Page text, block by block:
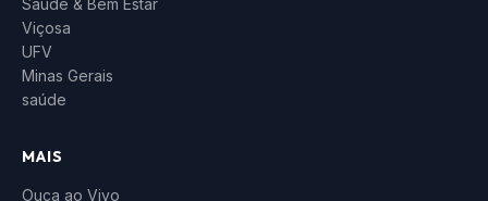
Saúde & Bem Estar
Viçosa
UFV
Minas Gerais
saúde
MAIS
Ouça ao Vivo